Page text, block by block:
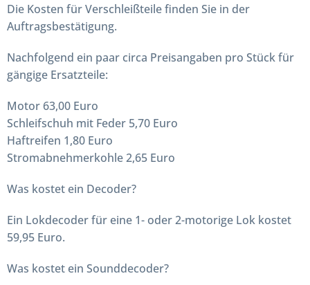
Die Kosten für Verschleißteile finden Sie in der
Auftragsbestätigung.
Nachfolgend ein paar circa Preisangaben pro Stück für
gängige Ersatzteile:
Motor 63,00 Euro
Schleifschuh mit Feder 5,70 Euro
Haftreifen 1,80 Euro
Stromabnehmerkohle 2,65 Euro
Was kostet ein Decoder?
Ein Lokdecoder für eine 1- oder 2-motorige Lok kostet
59,95 Euro.
Was kostet ein Sounddecoder?